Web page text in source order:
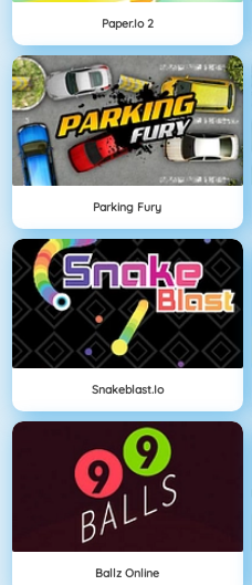
Paper.io 2
Parking Fury
Snakeblast.io
Ballz Online